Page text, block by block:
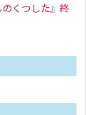
くつした』終